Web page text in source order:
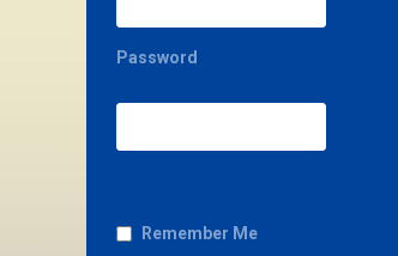
Password
Remember Me